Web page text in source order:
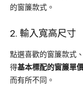
的窗簾款式。
2. 輸入寬高尺寸
點選喜歡的窗簾款式
得基本標配的窗簾單
而有所不同。